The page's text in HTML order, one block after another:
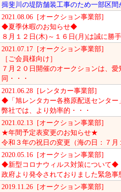
揖斐川の堤防舗装工事のため一部区間
2021.08.06 [オークション事業部]
◆夏季休暇のお知らせ◆
８月１２日(木)～１６日(月)は誠に勝
2021.07.17 [オークション事業部]
［ご会員様向け］
７月２０日開催のオークションは、
同・・・
2021.06.28 [レンタカー事業部]
◆「旭レンタカー各務原配送センタ
弊社では、より効率的・・・
2021.02.13 [オークション事業部]
★年間予定表変更のお知らせ★
令和３年の祝日の変更（海の日：７月
2020.05.16 [オークション事業部]
◆新型コロナウィルス対策について◆
政府より発令されておりました緊急事
2019.11.26 [オークション事業部]